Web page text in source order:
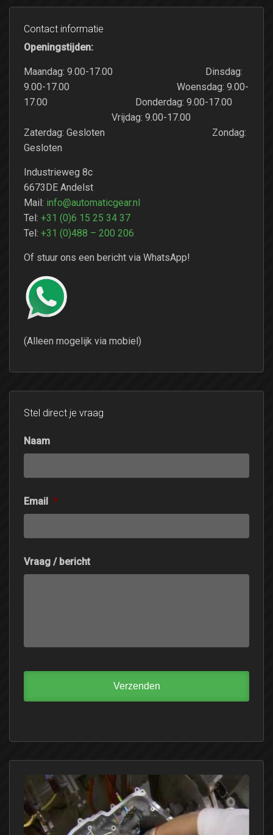
Contact informatie
Openingstijden:
Maandag: 9.00-17.00 Dinsdag:
9.00-17.00 Woensdag: 9.00-
17.00 Donderdag: 9.00-17.00
Vrijdag: 9.00-17.00
Zaterdag: Gesloten Zondag:
Gesloten
Industrieweg 8c
6673DE Andelst
Mail: info@automaticgear.nl
Tel: +31 (0)6 15 25 34 37
Tel: +31 (0)488 – 200 206
Of stuur ons een bericht via WhatsApp!
(Alleen mogelijk via mobiel)
Stel direct je vraag
Naam
Email *
Vraag / bericht